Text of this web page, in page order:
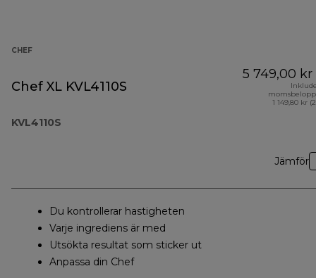
CHEF
Chef XL KVL4110S
KVL4110S
5 749,00 kr
1 149,80 kr
Jämför
Du kontrollerar hastigheten
Varje ingrediens är med
Utsökta resultat som sticker ut
Anpassa din Chef